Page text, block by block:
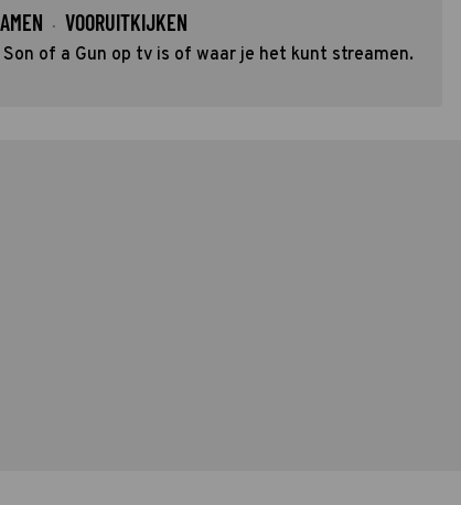
· VOORUITKIJKEN
of a Gun op tv is of waar je het kunt streamen.